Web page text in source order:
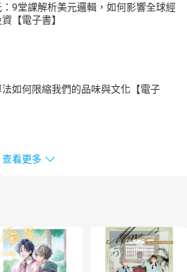
9堂課解析美元邏輯，如何影響全球經
【電子書】
如何限縮我們的品味與文化【電子
查看更多